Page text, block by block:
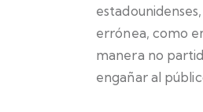
errónea, como
manera no
engañar al